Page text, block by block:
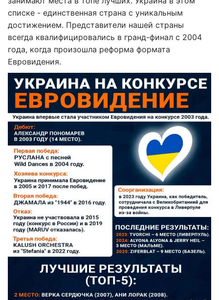
списке - единственная страна с уникальным
достижением. Представители нашей страны
всегда квалифицировались в гранд-финал с 2004
года, когда произошла реформа формата
Евровидения.